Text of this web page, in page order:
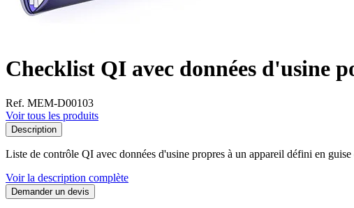
Checklist QI avec données d'usine
Ref. MEM-D00103
Voir tous les produits
Description
Liste de contrôle QI avec données d'usine propres à un appareil défini en
Voir la description complète
Demander un devis